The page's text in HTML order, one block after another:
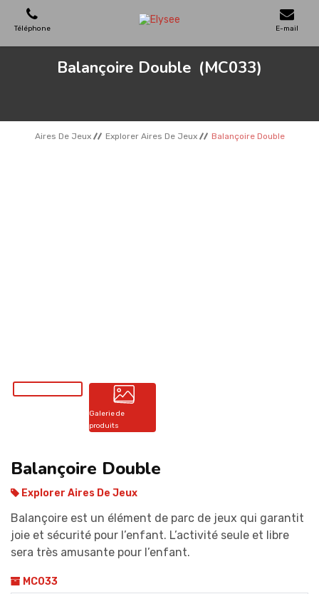
Téléphone E-mail
AIRES DE JEUXBalançoire Double (MC033)
Aires De Jeux Explorer Aires De Jeux Balançoire Double
Galerie de
produits
Balançoire Double
Explorer Aires De Jeux
Balançoire est un élément de parc de jeux qui garantit
joie et sécurité pour l’enfant. L’activité seule et libre
sera très amusante pour l’enfant.
MC033